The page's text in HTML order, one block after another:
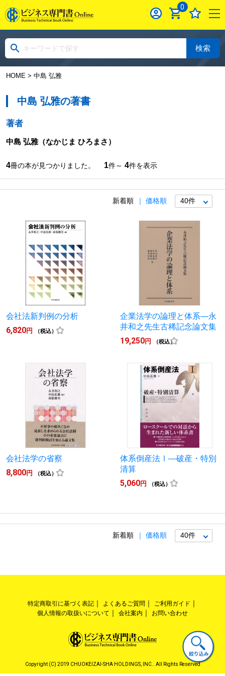
0
検索
HOME> 中島 弘雅
中島 弘雅の著書
著者
中島 弘雅（なかじま ひろまさ）
4冊の本が見つかりました。 1件～ 4件を表示
新着順 価格順
会社法新判例の分析
6,820円 （税込）
企業法学の論理と体系―永
井和之先生古稀記念論文集
19,250円 （税込）
会社法学の省察
8,800円 （税込）
体系倒産法Ⅰ―破産・特別
清算
5,060円 （税込）
新着順 価格順
特定商取引に基づく表記 よくあるご質問
ご利用ガイド
個人情報の取扱いについて
会社案内 お問い合わせ
Copyright (C) 2019 CHUOKEIZAI-SHA HOLDINGS, INC.. All Rights Reserved